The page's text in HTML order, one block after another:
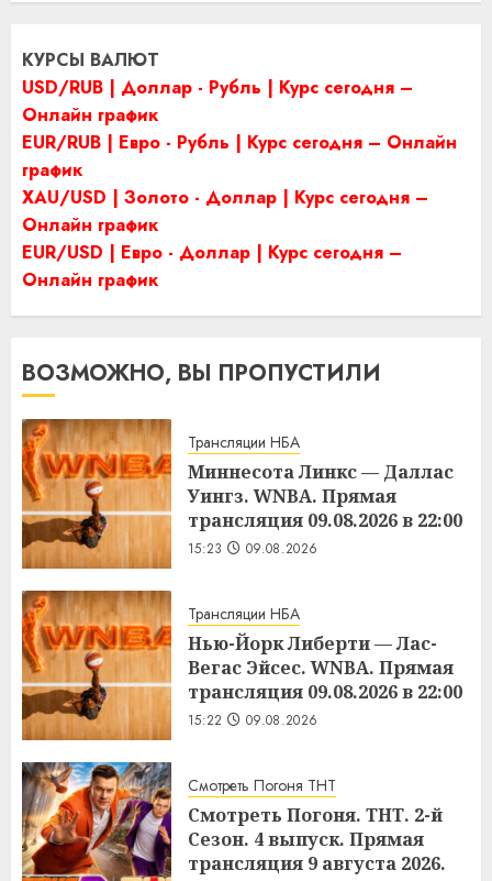
КУРСЫ ВАЛЮТ
USD/RUB | Доллар - Рубль | Курс сегодня –
Онлайн график
EUR/RUB | Евро - Рубль | Курс сегодня – Онлайн
график
XAU/USD | Золото - Доллар | Курс сегодня –
Онлайн график
EUR/USD | Евро - Доллар | Курс сегодня –
Онлайн график
ВОЗМОЖНО, ВЫ ПРОПУСТИЛИ
Трансляции НБА
Миннесота Линкс — Даллас
Уингз. WNBA. Прямая
трансляция 09.08.2026 в 22:00
15:23 09.08.2026
Трансляции НБА
Нью-Йорк Либерти — Лас-
Вегас Эйсес. WNBA. Прямая
трансляция 09.08.2026 в 22:00
15:22 09.08.2026
Смотреть Погоня ТНТ
Смотреть Погоня. ТНТ. 2-й
Сезон. 4 выпуск. Прямая
трансляция 9 августа 2026.